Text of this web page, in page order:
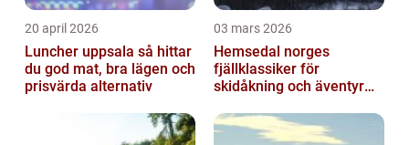
20 april 2026
Luncher uppsala så hittar
du god mat, bra lägen och
prisvärda alternativ
03 mars 2026
Hemsedal norges
fjällklassiker för
skidåkning och äventyr